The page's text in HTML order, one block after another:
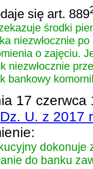
się art. 889
środki
niezwłocznie
o zajęciu.
niezwłocznie
bankowy
17
Dz. U. z 2017
dokonuje
do banku